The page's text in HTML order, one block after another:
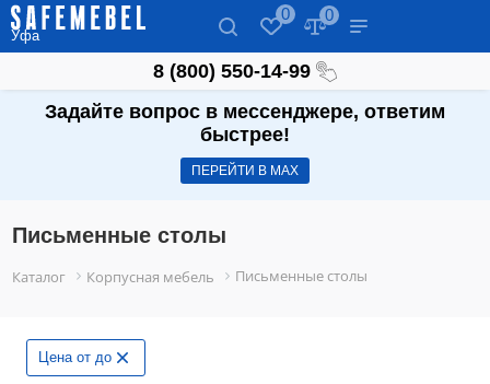
Уфа
0 0
8 (800) 550-14-99
Задайте вопрос в мессенджере, ответим
быстрее!
ПЕРЕЙТИ В МАХ
Письменные столы
Каталог Корпусная мебель Письменные столы
Цена от до